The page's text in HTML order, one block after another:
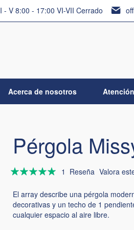
I - V 8:00 - 17:00 VI-VII Cerrado
Acerca de nosotros
Pérgola
Valoración:
1 Reseña Valora
El array describe una pérgola
decorativas y un techo de 1
cualquier espacio al aire libre.